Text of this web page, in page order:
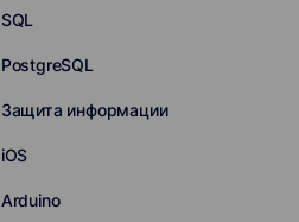
SQL
PostgreSQL
Защита информации
iOS
Arduino